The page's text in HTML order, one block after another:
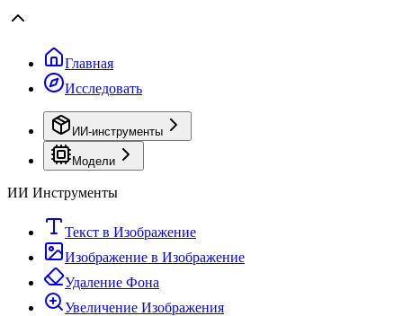
Главная
Исследовать
ИИ-инструменты
Модели
ИИ Инструменты
Текст в Изображение
Изображение в Изображение
Удаление Фона
Увеличение Изображения